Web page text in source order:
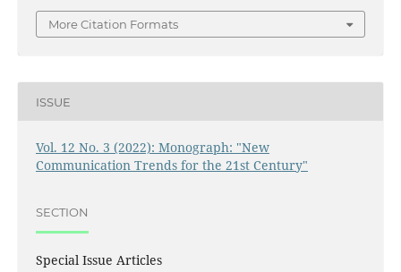
More Citation Formats
ISSUE
Vol. 12 No. 3 (2022): Monograph: "New
Communication Trends for the 21st Century"
SECTION
Special Issue Articles